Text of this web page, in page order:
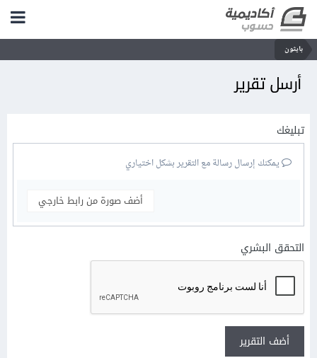
بايثون
أرسل تقرير
تبليغك
يمكنك إرسال رسالة مع التقرير بشكل اختياري
أضف صورة من رابط خارجي
التحقق البشري
أضف التقرير